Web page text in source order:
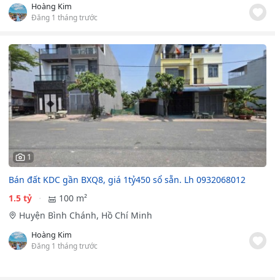
Hoàng Kim
Đăng 1 tháng trước
1
Bán đất KDC gần BXQ8, giá 1tỷ450 sổ sẵn. Lh 0932068012
1.5 tỷ
100 m²
Huyện Bình Chánh, Hồ Chí Minh
Hoàng Kim
Đăng 1 tháng trước